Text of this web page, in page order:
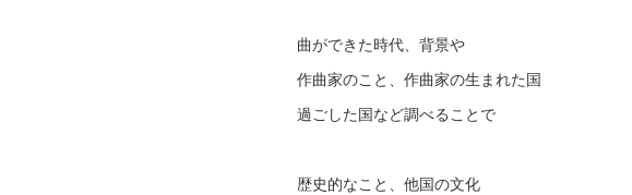
曲ができた時代、背景や
作曲家のこと、作曲家の生まれた国
過ごした国など調べることで
歴史的なこと、他国の文化